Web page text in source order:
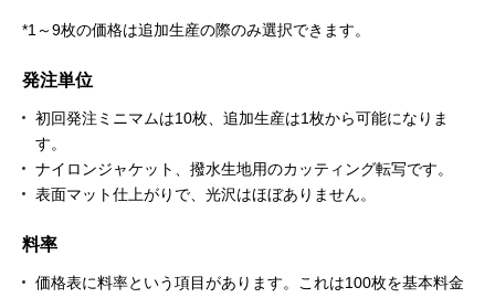
*1～9枚の価格は追加生産の際のみ選択できます。
発注単位
初回発注ミニマムは10枚、追加生産は1枚から可能になりま
す。
ナイロンジャケット、撥水生地用のカッティング転写です。
表面マット仕上がりで、光沢はほぼありません。
料率
価格表に料率という項目があります。これは100枚を基本料金